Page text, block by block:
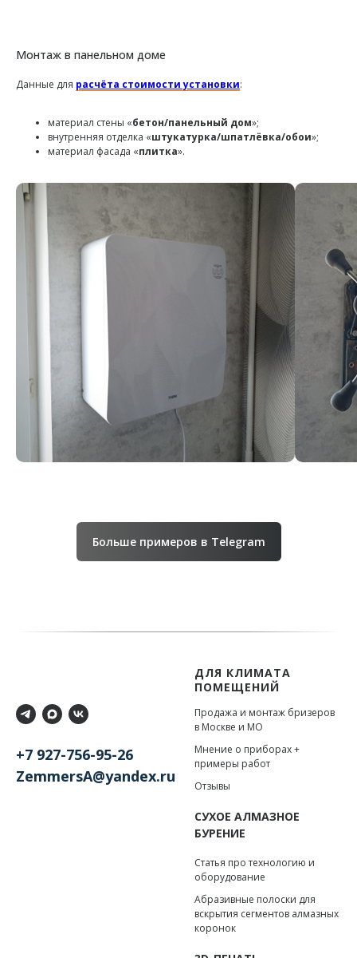
Монтаж в панельном доме
Данные для расчёта стоимости установки:
материал стены «бетон/панельный дом»;
внутренняя отделка «штукатурка/шпатлёвка/обои»;
материал фасада «плитка».
Больше примеров в Telegram
+7 927-756-95-26
ZemmersA@yandex.ru
ДЛЯ КЛИМАТА
ПОМЕЩЕНИЙ
Продажа и монтаж бризеров
в Москве и МО
Мнение о приборах +
примеры работ
Отзывы
СУХОЕ АЛМАЗНОЕ
БУРЕНИЕ
Статья про технологию и
оборудование
Абразивные полоски для
вскрытия сегментов алмазных
коронок